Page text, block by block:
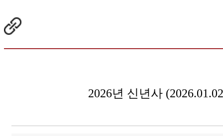
2026년 신년사